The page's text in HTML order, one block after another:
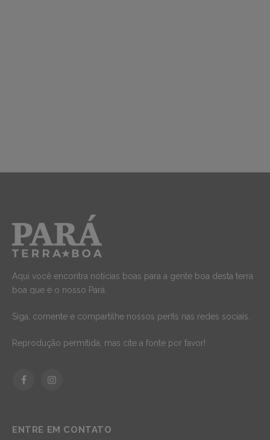
Aqui você encontra notícias boas para a gente boa desta terra
boa que é o nosso Pará.
Siga, comente e compartilhe nossos perfis nas redes sociais.
Reprodução permitida, mas cite a fonte por favor!
FacebookInstagram
ENTRE EM CONTATO